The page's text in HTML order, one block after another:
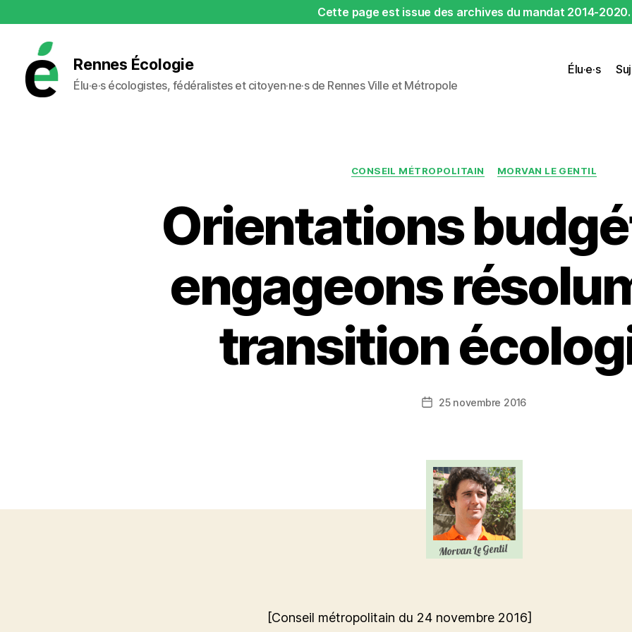
Cette page est issue des archives du mandat 2014-2020.
Rennes Écologie
Élu·e·s écologistes, fédéralistes et citoyen·ne·s de Rennes Ville et Métropole
Élu·e·s
Catégories
CONSEIL MÉTROPOLITAIN MORVAN LE GENTIL
Orientations
engageons
transition
Date25 novembre 2016
[Conseil métropolitain du 24 novembre 2016]